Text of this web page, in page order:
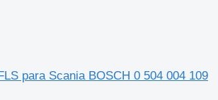
para Scania BOSCH 0 504 004 109